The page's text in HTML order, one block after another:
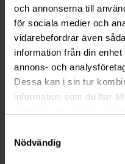
och annonserna till
för sociala medier och
vidarebefordrar även
information från din
annons- och
Dessa kan i sin tur
information som du har
Nödvändig
sortiment. Denna tunna
med både mönstrat och
upp alla dina outfits.
Herr, dam eller barn?
Ekologisk bomull
Högt skaft
Artikelnummer hittar
Välj storlek
Sista chansen
FÄRG: Marinblå&Vit